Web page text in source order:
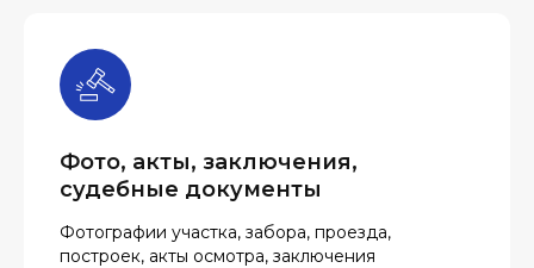
Фото, акты, заключения,
судебные документы
Фотографии участка, забора, проезда,
построек, акты осмотра, заключения